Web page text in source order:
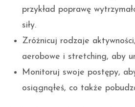
przykład poprawę
siły.
Zróżnicuj rodzaje
aerobowe i stretching, aby
Monitoruj swoje postępy,
osiągnąłeś, co także